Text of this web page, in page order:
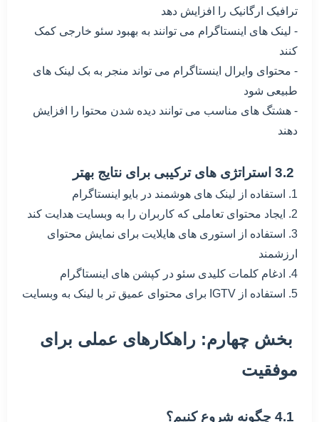
ترافیک ارگانیک را افزایش دهد
- لینک های اینستاگرام می توانند به بهبود سئو خارجی کمک
کنند
- محتوای وایرال اینستاگرام می تواند منجر به بک لینک های
طبیعی شود
- هشتگ های مناسب می توانند دیده شدن محتوا را افزایش
دهند
1. استفاده از لینک های هوشمند در بایو اینستاگرام
2. ایجاد محتوای تعاملی که کاربران را به وبسایت هدایت کند
3. استفاده از استوری های هایلایت برای نمایش محتوای
ارزشمند
4. ادغام کلمات کلیدی سئو در کپشن های اینستاگرام
5. استفاده از IGTV برای محتوای عمیق تر با لینک به وبسایت
بخش چهارم: راهکارهای عملی برای
موفقیت